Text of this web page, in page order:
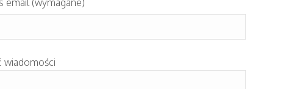
email (wymagane)
wiadomości